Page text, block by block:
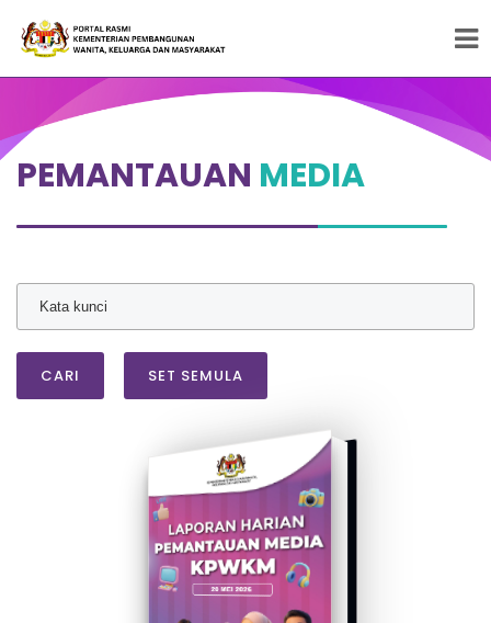
Peneraju Pembangunan Wanita, Keluarga dan
Masyarakat
PEMANTAUAN MEDIA
CARI SET SEMULA